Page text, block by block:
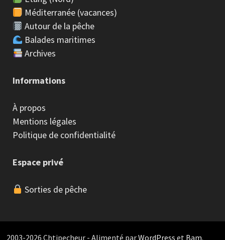
Méditerranée (vacances)
Autour de la pêche
Balades maritimes
Archives
Informations
À propos
Mentions légales
Politique de confidentialité
Espace privé
Sorties de pêche
2003-2026 Chtipecheur - Alimenté parWordPress et Bam.